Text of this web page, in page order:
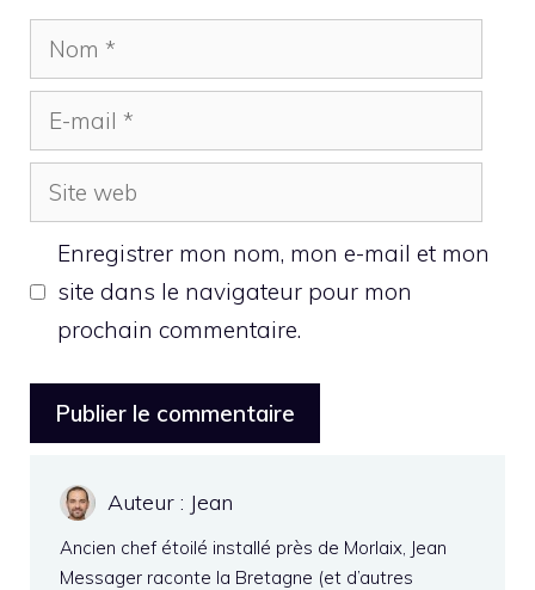
Nom
mail
Site
web
Enregistrer mon nom, mon e-mail et mon
site dans le navigateur pour mon
prochain commentaire.
Auteur : Jean
Ancien chef étoilé installé près de Morlaix, Jean
Messager raconte la Bretagne (et d’autres